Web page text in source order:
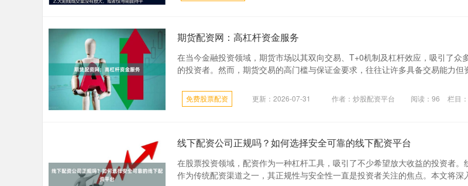
期货配资网：高杠杆资金服务
在当今金融投资领域，期货市场以其双向交易、T+0机制及杠杆效应，吸引了众
的投资者。然而，期货交易的高门槛与保证金要求，往往让许多具备交易能力但
免费股票配资 更新：2026-07-31 作者：炒股配资平台 阅读： 96 栏目：
线下配资公司正规吗？如何选择安全可靠的线下配资平台
在股票投资领域，配资作为一种杠杆工具，吸引了不少希望放大收益的投资者。
作为传统配资渠道之一，其正规性与安全性一直是投资者关注的焦点。本文将深